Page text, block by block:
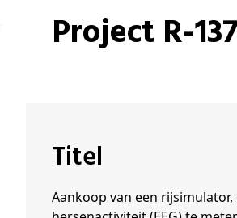
Project R-
Titel
Aankoop van een